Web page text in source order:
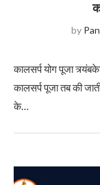
by
कालसर्प योग पूजा
कालसर्प पूजा तब की
के…